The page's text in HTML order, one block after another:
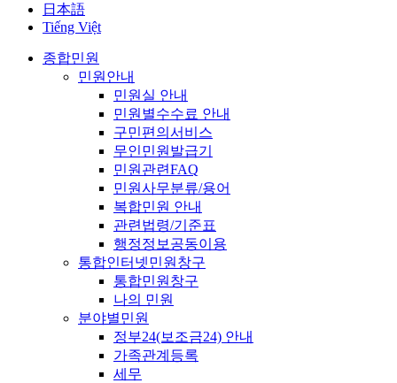
日本語
Tiếng Việt
종합민원
민원안내
민원실 안내
민원별수수료 안내
구민편의서비스
무인민원발급기
민원관련FAQ
민원사무분류/용어
복합민원 안내
관련법령/기준표
행정정보공동이용
통합인터넷민원창구
통합민원창구
나의 민원
분야별민원
정부24(보조금24) 안내
가족관계등록
세무